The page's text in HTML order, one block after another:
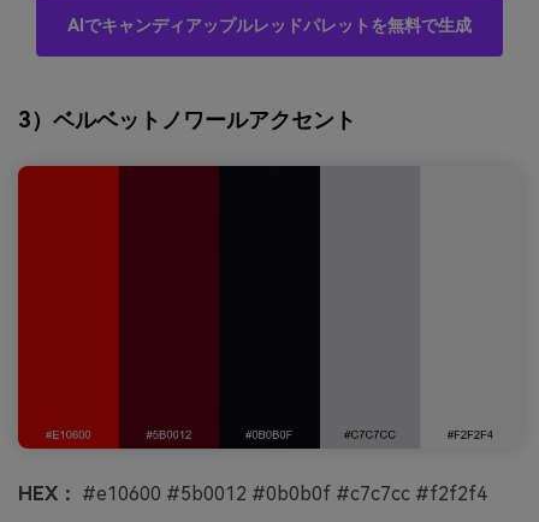
AIでキャンディアップルレッドパレットを無料で生成
3）ベルベットノワールアクセント
HEX： #e10600 #5b0012 #0b0b0f #c7c7cc #f2f2f4